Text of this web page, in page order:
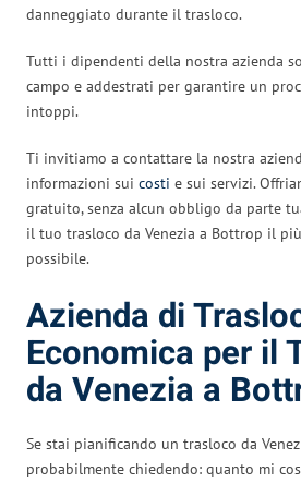
danneggiato durante il trasloco.
Tutti i dipendenti della nostra azienda
campo e addestrati per garantire un
intoppi.
Ti invitiamo a contattare la nostra
informazioni sui costi e sui servizi.
gratuito, senza alcun obbligo da parte
il tuo trasloco da Venezia a Bottrop il
possibile.
Azienda di
Economica per il
da Venezia a
Se stai pianificando un trasloco da
probabilmente chiedendo: quanto mi